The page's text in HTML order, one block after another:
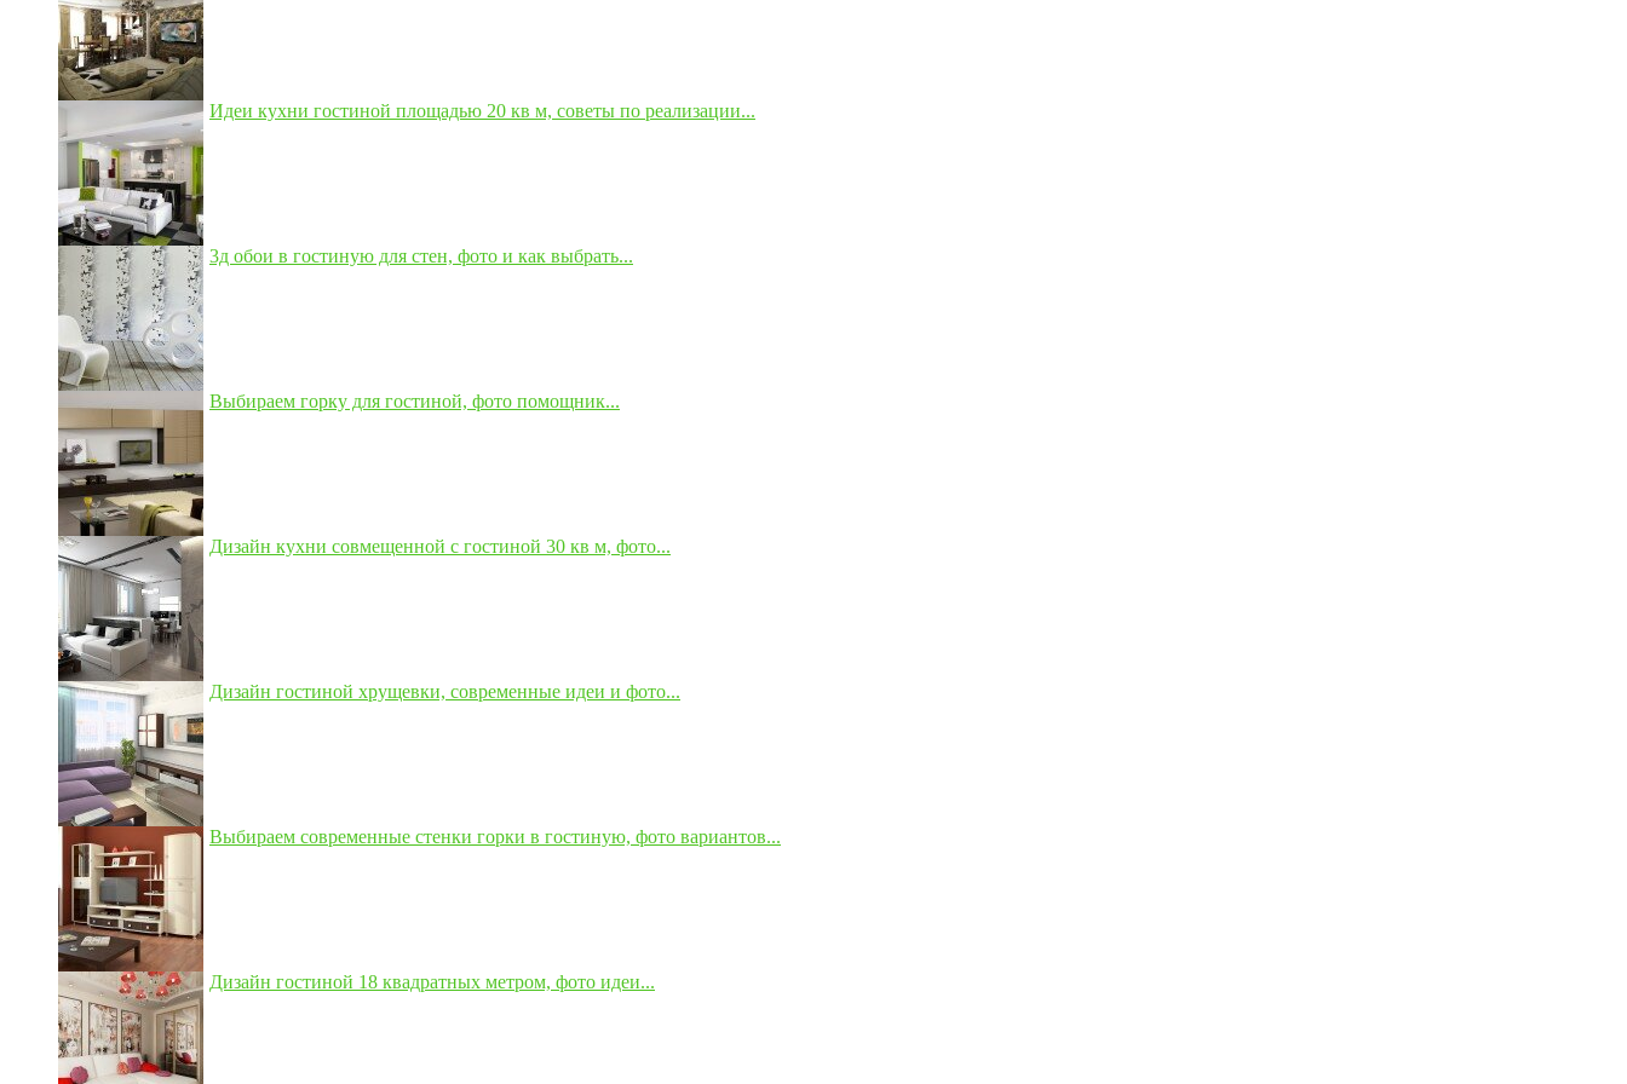
Идеи кухни гостиной площадью 20 кв м, советы по реализации...
3д обои в гостиную для стен, фото и как выбрать...
Выбираем горку для гостиной, фото помощник...
Дизайн кухни совмещенной с гостиной 30 кв м, фото...
Дизайн гостиной хрущевки, современные идеи и фото...
Выбираем современные стенки горки в гостиную, фото вариантов...
Дизайн гостиной 18 квадратных метром, фото идеи...